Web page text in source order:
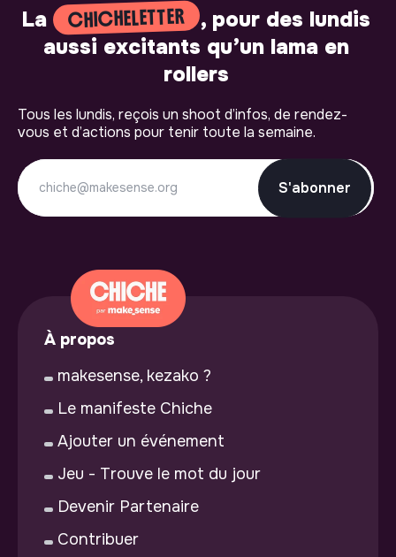
La CHICHELETTER
, pour des lundis
aussi excitants qu’un lama en
rollers
Tous les lundis, reçois un shoot d’infos, de rendez-
vous et d’actions pour tenir toute la semaine.
S'abonner
À propos
makesense, kezako ?
Le manifeste Chiche
Ajouter un événement
Jeu - Trouve le mot du jour
Devenir Partenaire
Contribuer